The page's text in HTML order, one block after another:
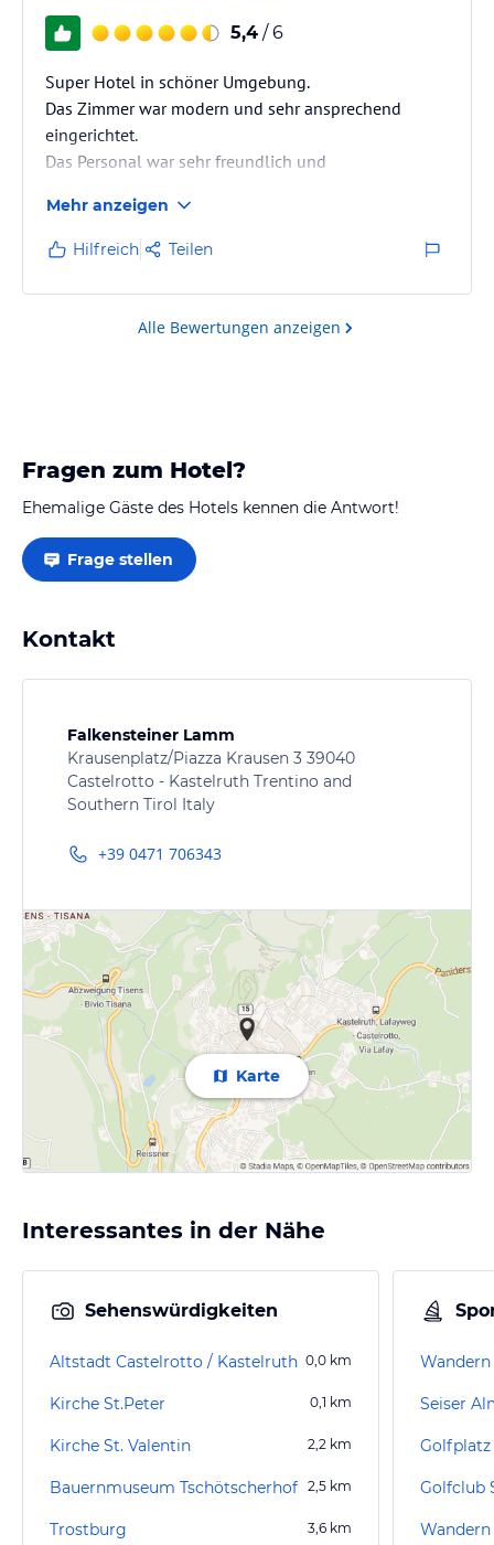
5,4 / 6
Super Hotel in schöner Umgebung.
Das Zimmer war modern und sehr ansprechend
eingerichtet.
Das Personal war sehr freundlich und
Ein fast perfekter Aufenthalt mit kleinen Makeln:
- die Speisen hätten wir uns ein weniger heißer
serviert gewünscht.
- das Housekeeping hat 2 Handtücher mitgenommen
und dann nicht ersetzt. Das war kein Problem, da von
Mehr anzeigen
Hilfreich Teilen
Alle Bewertungen anzeigen
Fragen zum Hotel?
Ehemalige Gäste des Hotels kennen die Antwort!
Frage stellen
Kontakt
Falkensteiner Lamm
Krausenplatz/Piazza Krausen 3 39040
Castelrotto - Kastelruth Trentino and
Southern Tirol Italy
+39 0471 706343
Karte
Interessantes in der Nähe
Sehenswürdigkeiten
Altstadt Castelrotto / Kastelruth 0,0 km
Kirche St.Peter 0,1 km
Kirche St. Valentin 2,2 km
Bauernmuseum Tschötscherhof 2,5 km
Trostburg 3,6 km
Seiser
Golfplatz
Golfclub